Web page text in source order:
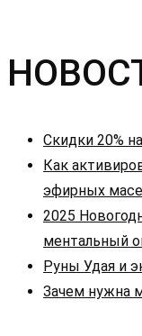
Скидки 20%
Как
эфирных
2025
ментальный
Руны Удая и
Зачем нужна